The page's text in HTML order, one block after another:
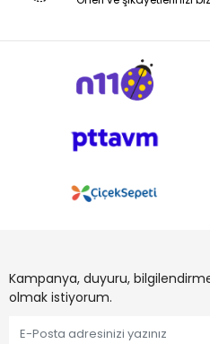
Kampanya, duyuru,
olmak istiyorum.